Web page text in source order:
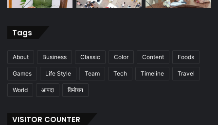
Tags
About Business Classic Color Content Foods
Games Life Style Team Tech Timeline Travel
World आपदा विमोचन
VISITOR COUNTER